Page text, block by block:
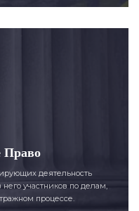
Право
деятельность
участников по делам,
процессе.